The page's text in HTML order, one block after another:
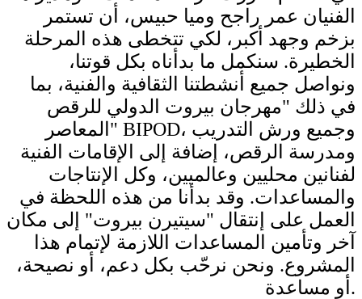
الفنيان عمر راجح وميا حبيس، أن تستمر
بزخم وجهد أكبر، لكي تتخطى هذه المرحلة
الخطيرة. سنكمل ما بدأناه بكل قوتنا،
ونواصل جميع أنشطتنا الثقافية والفنية، بما
في ذلك "مهرجان بيروت الدولي للرقص
المعاصر" BIPOD، وجميع ورش التدريب
ومدرسة الرقص، إضافة إلى الإقامات الفنية
لفنانين محليين وعالميين، وكل الإنتاجات
والمساعدات. وقد بدأنا من هذه اللحظة في
العمل على إنتقال "سيتيرن بيروت" إلى مكان
آخر وتأمين المساعدات اللازمة لإتمام هذا
المشروع. ونحن نرحّب بكل دعم، أو نصيحة،
أو مساعدة.